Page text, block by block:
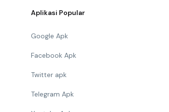
Aplikasi Popular
Google Apk
Facebook Apk
Twitter apk
Telegram Apk